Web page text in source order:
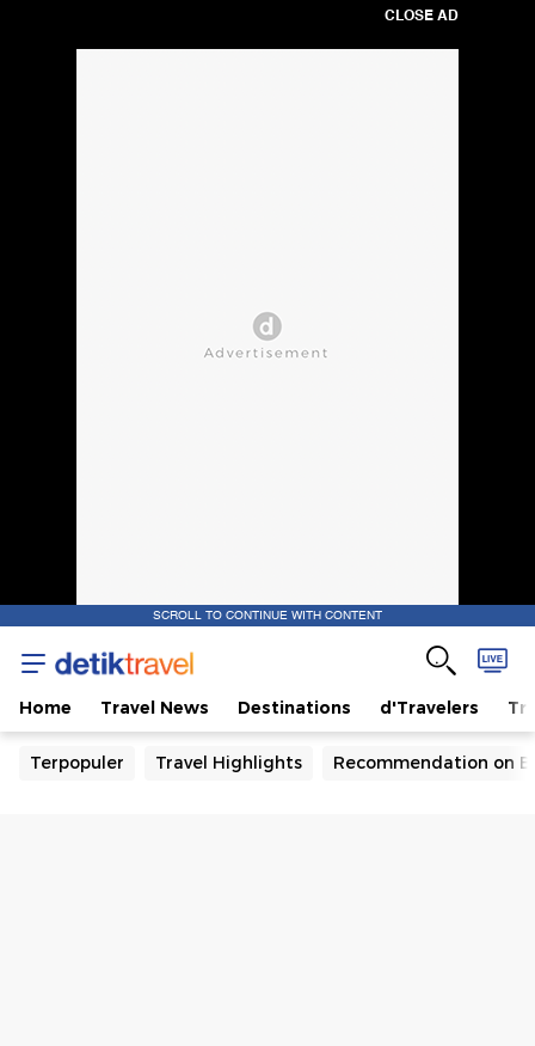
CLOSE AD
SCROLL TO CONTINUE WITH CONTENT
Home Travel News Destinations d'Travelers
Terpopuler Travel Highlights Recommendation on